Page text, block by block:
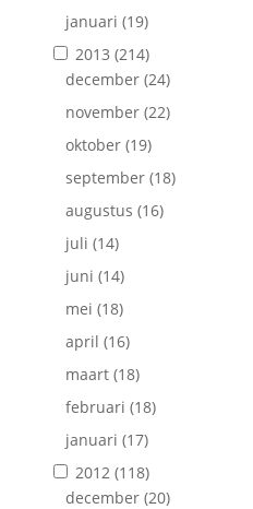
januari (19)
2013 (214)
december(24)
november(22)
oktober(19)
september(18)
augustus (16)
juli (14)
juni (14)
mei (18)
april (16)
maart(18)
februari (18)
januari (17)
2012(118)
december(20)